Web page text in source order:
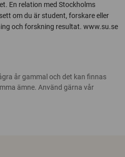
En relation med Stockholms
om du är student, forskare eller
och forskning resultat. www.su.se
år gammal och det kan finnas
ämne. Använd gärna vår